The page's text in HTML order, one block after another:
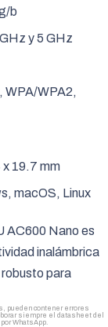
b
y 5 GHz
WPA/WPA2,
x 19.7 mm
macOS, Linux
AC600 Nano es
inalámbrica
para
pueden contener errores
siempre el datasheet del
WhatsApp.